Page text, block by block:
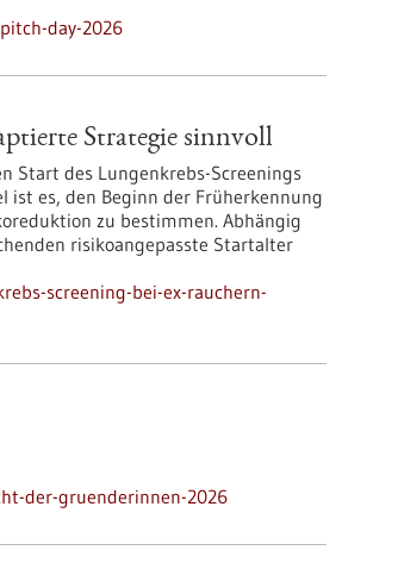
day-2026
Strategie sinnvoll
Start des Lungenkrebs-Screenings
ist es, den Beginn der Früherkennung
zu bestimmen. Abhängig
risikoangepasste Startalter
screening-bei-ex-rauchern-
der-gruenderinnen-2026